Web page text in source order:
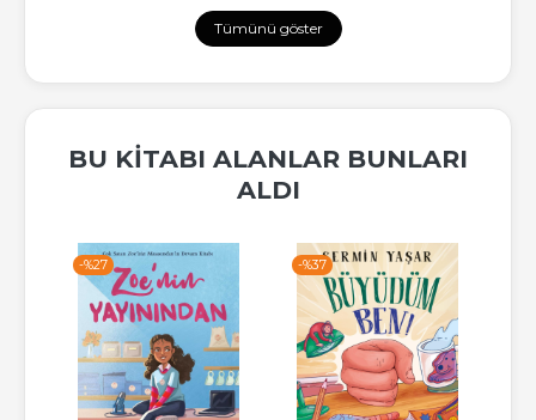
Tümünü göster
BU KITABI ALANLAR BUNLARI
ALDI
37 -%27